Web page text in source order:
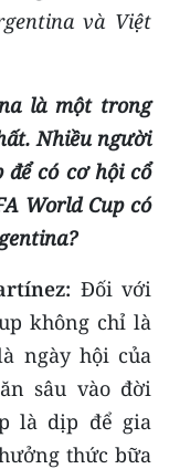
và Việt
là một trong
Nhiều người
để có cơ hội cổ
World Cup có
Đối với
không chỉ là
ngày hội của
sâu vào đời
là dịp để gia
thức bữa